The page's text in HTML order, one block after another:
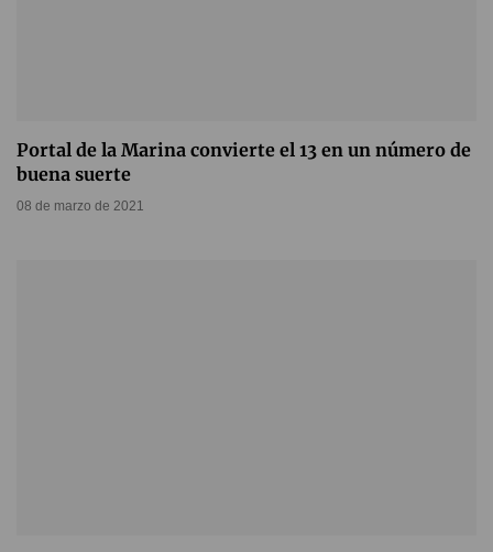
Portal de la Marina convierte el 13 en un número de
buena suerte
08 de marzo de 2021